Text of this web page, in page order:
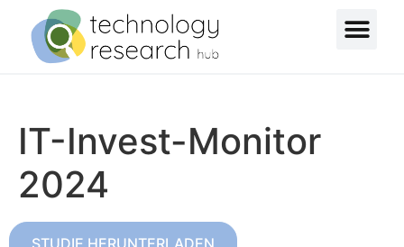
IT-Invest-Monitor
2024